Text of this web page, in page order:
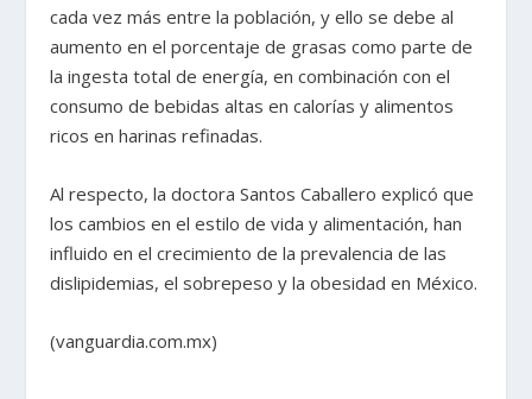
cada vez más entre la población, y ello se debe al
aumento en el porcentaje de grasas como parte de
la ingesta total de energía, en combinación con el
consumo de bebidas altas en calorías y alimentos
ricos en harinas refinadas.
Al respecto, la doctora Santos Caballero explicó que
los cambios en el estilo de vida y alimentación, han
influido en el crecimiento de la prevalencia de las
dislipidemias, el sobrepeso y la obesidad en México.
(vanguardia.com.mx)